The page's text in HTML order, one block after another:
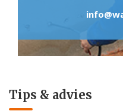
Tips & advies